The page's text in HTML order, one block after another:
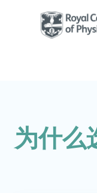
为什么